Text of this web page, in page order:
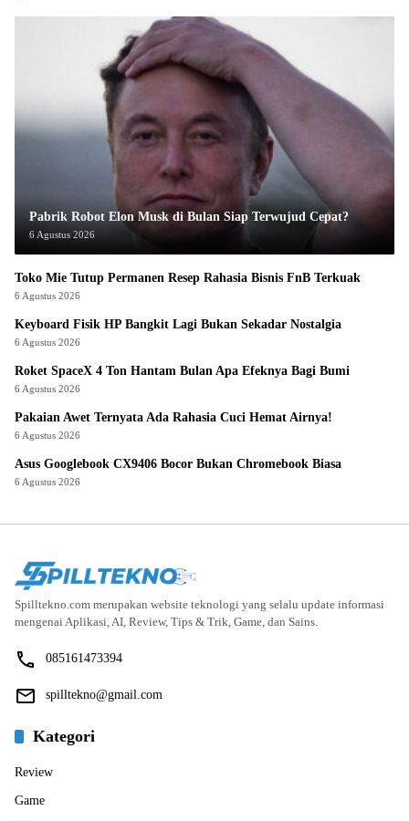
Pabrik Robot Elon Musk di Bulan Siap Terwujud Cepat?
6 Agustus 2026
Toko Mie Tutup Permanen Resep Rahasia Bisnis FnB Terkuak
6 Agustus 2026
Keyboard Fisik HP Bangkit Lagi Bukan Sekadar Nostalgia
6 Agustus 2026
Roket SpaceX 4 Ton Hantam Bulan Apa Efeknya Bagi Bumi
6 Agustus 2026
Pakaian Awet Ternyata Ada Rahasia Cuci Hemat Airnya!
6 Agustus 2026
Asus Googlebook CX9406 Bocor Bukan Chromebook Biasa
6 Agustus 2026
Spilltekno.com merupakan website teknologi yang selalu update informasi
mengenai Aplikasi, AI, Review, Tips & Trik, Game, dan Sains.
085161473394
spilltekno@gmail.com
Kategori
Review
Game